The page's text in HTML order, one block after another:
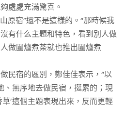
處處充滿驚喜。
宿”還不是這樣的。“那時候我
有什么主題和特色，看到別人做
做圍爐煮茶就也推出圍爐煮
民宿的區別，鄭佳佳表示，“以
、無序地去做民宿，挺累的；現
’這個主題表現出來，反而更輕